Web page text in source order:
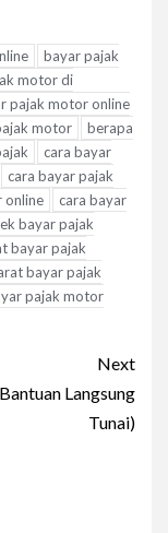
bayar pajak
motor di
pajak motor online
motor
berapa
cara bayar
cara bayar pajak
online
cara bayar
bayar pajak
bayar pajak
bayar pajak
pajak motor
Next
Langsung
Tunai)